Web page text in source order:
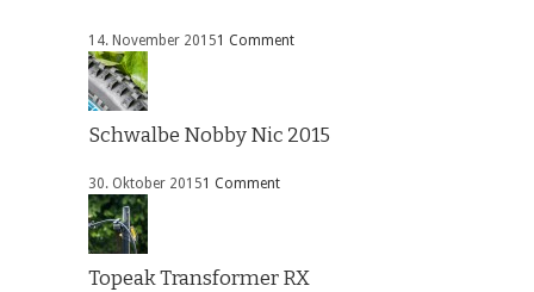
14. November 20151 Comment
Schwalbe Nobby Nic 2015
30. Oktober 20151 Comment
Topeak Transformer RX